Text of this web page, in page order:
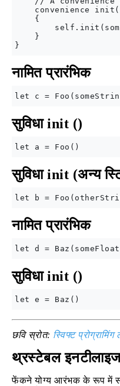
convenience
    {
    }
नामित प्रारंभिक
सुविधा init ()
सुविधा init (अन्य
नामित प्रारंभिक
सुविधा init ()
छवि स्रोत: स्विफ्ट प्रोग्रामिंग
थ्रस्टेबल
फेंकने योग्य आरंभक के रूप में